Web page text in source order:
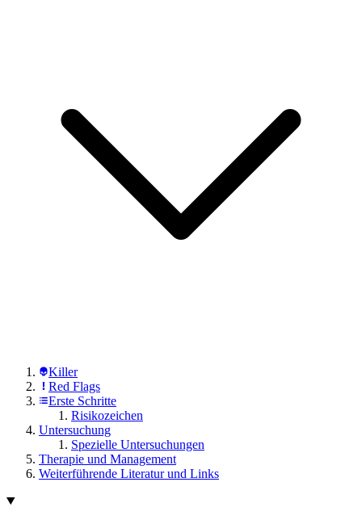
Killer
Red Flags
Erste Schritte
Risikozeichen
Untersuchung
Spezielle Untersuchungen
Therapie und Management
Weiterführende Literatur und Links